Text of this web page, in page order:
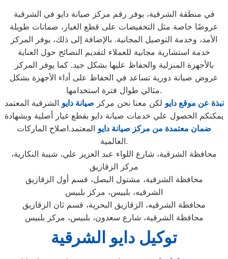
في منطقة الشرقية، يوفر رقم مركز صيانة دايو في الشرقية
عروضًا خاصة مثل التخفيضات على قطع الغيار، ضمانات طويلة
الأمد، وخدمة التوصيل المجانية. بالإضافة إلى ذلك، يوفر المركز
خدمة استشارية مجانية للعملاء لتقديم النصائح حول العناية
بالأجهزة المنزلية والحفاظ عليها بشكل جيد. كما يوفر المركز
عروض صيانة دورية تساعد في الحفاظ على أداء الأجهزة بشكل
مثالي طوال فترة استخدامها.
نبذة عن موقع دايو لكن معنا نحن مركز صيانة دايو الشرقية المعتمد
يمكنكم الحصول علي خدمات صيانة دايو بقطع غيار أصلية وبشهادة
ضمان معتمدة من مركز صيانة دايو المعتمد.اصلاح الماركات
العالمية.
محافظة الشرقية، شارع اللواء عبد العزيز علي، شيبة النكارية،
مركز الزقازيق
محافظة الشرقية، مشتول البصل، قسم أول الزقازيق
الشرقيه، بلبيس، مركز بلبيس
محافظة الشرقيه، الزقازيق البحرية، قسم ثان الزقازيق
محافظة الشرقية، شارع سعدون، بلبيس، مركز بلبيس
توكيل دايو الشرقية